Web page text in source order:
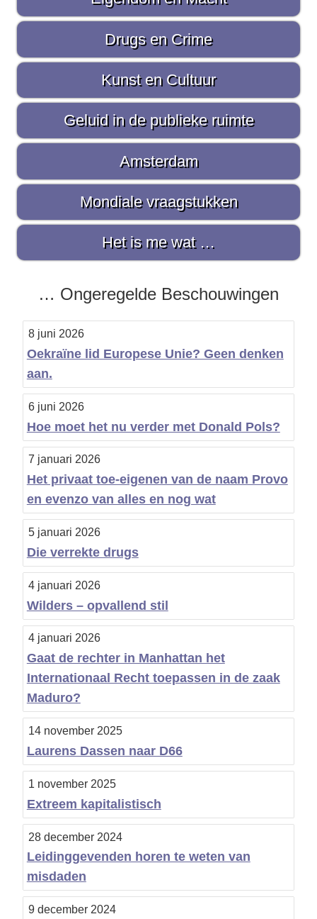
r
m
a
i
r
S
i
e
a
Drugs en Crime
Kunst en Cultuur
Geluid in de publieke ruimte
Amsterdam
Mondiale vraagstukken
Het is me wat …
… Ongeregelde Beschouwingen
Oekraïne lid Europese Unie? Geen denken
aan.
8 juni 2026
Hoe moet het nu verder met Donald Pols?
6 juni 2026
Het privaat toe-eigenen van de naam Provo
en evenzo van alles en nog wat
7 januari 2026
Die verrekte drugs
5 januari 2026
Wilders – opvallend stil
4 januari 2026
Gaat de rechter in Manhattan het
Internationaal Recht toepassen in de zaak
Maduro?
4 januari 2026
Laurens Dassen naar D66
14 november 2025
Extreem kapitalistisch
1 november 2025
Leidinggevenden horen te weten van
misdaden
28 december 2024
9 december 2024